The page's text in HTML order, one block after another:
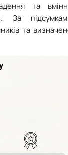
та
За
та